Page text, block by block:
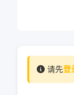
请先登